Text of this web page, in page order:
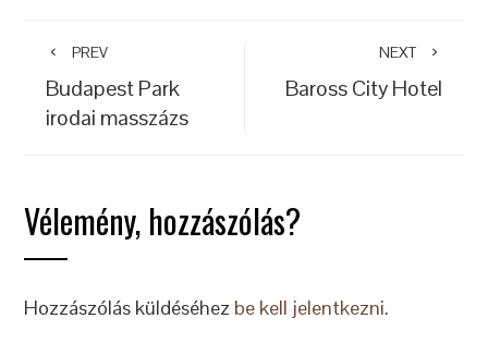
PREV
Budapest Park
irodai masszázs
NEXT
Baross City Hotel
Vélemény, hozzászólás?
Hozzászólás küldéséhez be kell jelentkezni.